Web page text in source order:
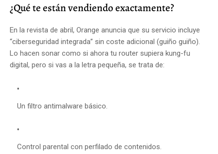
¿Qué te están vendiendo exactamente?
En la revista de abril, Orange anuncia que su servicio incluye
“ciberseguridad integrada” sin coste adicional (guiño guiño).
Lo hacen sonar como si ahora tu router supiera kung-fu
digital, pero si vas a la letra pequeña, se trata de:
Un filtro antimalware básico.
Control parental con perfilado de contenidos.